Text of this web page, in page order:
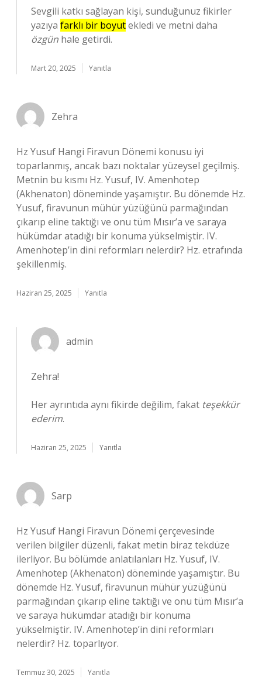
Sevgili katkı sağlayan kişi, sunduğunuz fikirler
yazıya farklı bir boyutekledi ve metni daha
özgün hale getirdi.
Mart 20, 2025 Yanıtla
Zehra
Hz Yusuf Hangi Firavun Dönemi konusu iyi
toparlanmış, ancak bazı noktalar yüzeysel geçilmiş.
Metnin bu kısmı Hz. Yusuf, IV. Amenhotep
(Akhenaton) döneminde yaşamıştır. Bu dönemde Hz.
Yusuf, firavunun mühür yüzüğünü parmağından
çıkarıp eline taktığı ve onu tüm Mısır’a ve saraya
hükümdar atadığı bir konuma yükselmiştir. IV.
Amenhotep’in dini reformları nelerdir? Hz. etrafında
şekillenmiş.
Haziran 25, 2025 Yanıtla
admin
Zehra!
Her ayrıntıda aynı fikirde değilim, fakat teşekkür
ederim.
Haziran 25, 2025 Yanıtla
Sarp
Hz Yusuf Hangi Firavun Dönemi çerçevesinde
verilen bilgiler düzenli, fakat metin biraz tekdüze
ilerliyor. Bu bölümde anlatılanları Hz. Yusuf, IV.
Amenhotep (Akhenaton) döneminde yaşamıştır. Bu
dönemde Hz. Yusuf, firavunun mühür yüzüğünü
parmağından çıkarıp eline taktığı ve onu tüm Mısır’a
ve saraya hükümdar atadığı bir konuma
yükselmiştir. IV. Amenhotep’in dini reformları
nelerdir? Hz. toparlıyor.
Temmuz 30, 2025 Yanıtla